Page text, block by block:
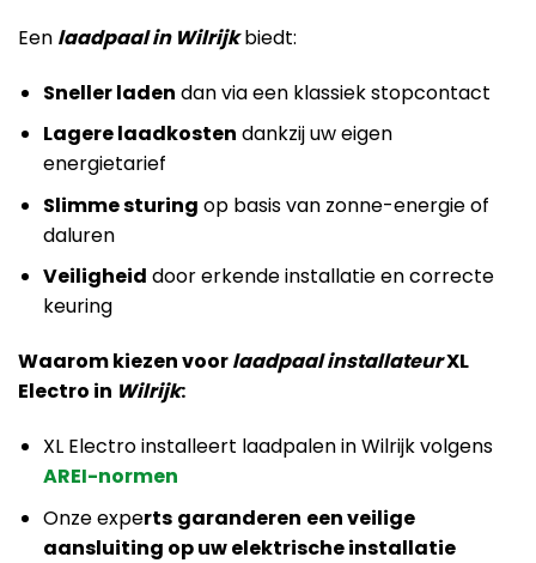
Een laadpaal in Wilrijkbiedt:
Sneller laden dan via een klassiek stopcontact
Lagere laadkosten dankzij uw eigen
energietarief
Slimme sturing op basis van zonne-energie of
daluren
Veiligheid door erkende installatie en correcte
keuring
Waarom kiezen voorlaadpaal installateurXL
Electro in Wilrijk:
XL Electro installeert laadpalen in Wilrijk volgens
AREI-normen
Onze experts garanderen een veilige
aansluiting op uw elektrische installatie